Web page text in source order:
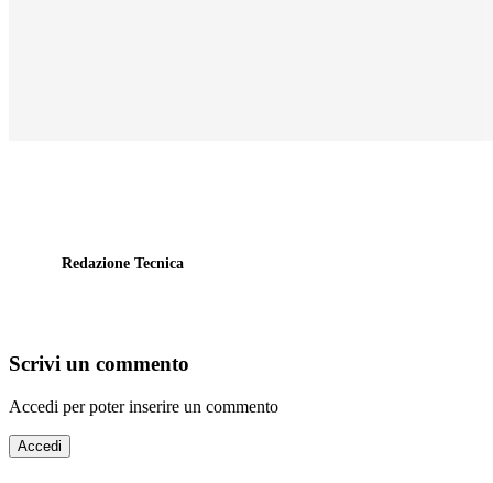
Redazione Tecnica
Scrivi un commento
Accedi per poter inserire un commento
Accedi